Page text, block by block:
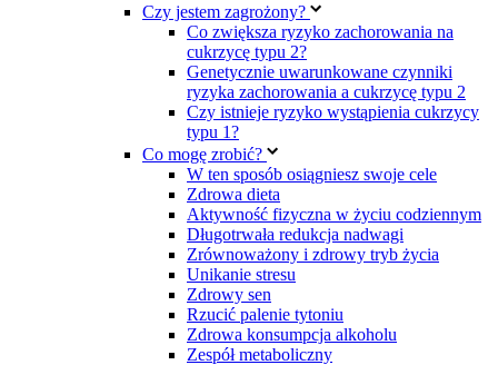
Czy jestem zagrożony?
Co zwiększa ryzyko zachorowania na
cukrzycę typu 2?
Genetycznie uwarunkowane czynniki
ryzyka zachorowania a cukrzycę typu 2
Czy istnieje ryzyko wystąpienia cukrzycy
typu 1?
Co mogę zrobić?
W ten sposób osiągniesz swoje cele
Zdrowa dieta
Aktywność fizyczna w życiu codziennym
Długotrwała redukcja nadwagi
Zrównoważony i zdrowy tryb życia
Unikanie stresu
Zdrowy sen
Rzucić palenie tytoniu
Zdrowa konsumpcja alkoholu
Zespół metaboliczny